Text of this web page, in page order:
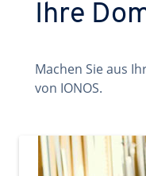
Ihre
Machen Sie aus
von IONOS.